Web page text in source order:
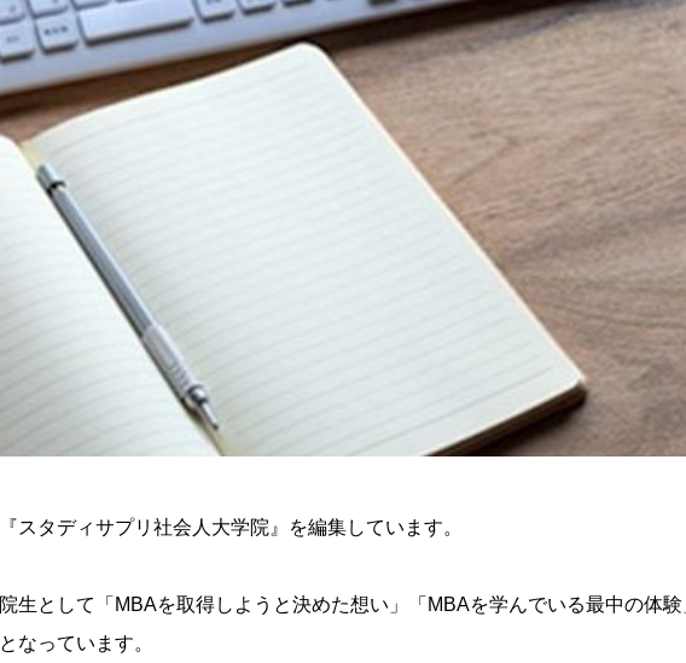
スタディサプリ社会人大学院』を編集しています。
生として「MBAを取得しようと決めた想い」「MBAを学んでいる最中の体
なっています。